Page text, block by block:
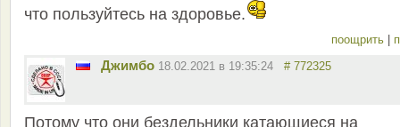
что пользуйтесь на здоровье.
поощрить
Джимбо 18.02.2021 в 19:35:24 # 772325
Потому что они бездельники катающиеся на